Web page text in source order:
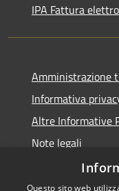
IPA Fattura
Amministrazione
Informativa
Altre Informative
Note legali
Dichiarazione di
Questo sito web